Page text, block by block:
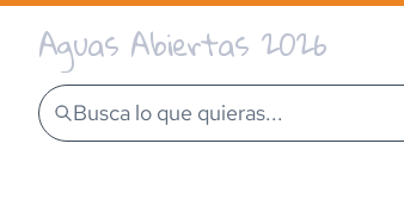
Aguas Abiertas 2026
Busca lo que quieras...